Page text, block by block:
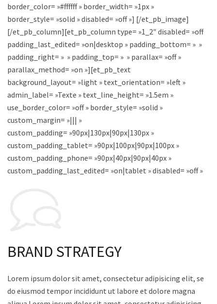
border_color= »#ffffff » border_width= »1px »
border_style= »solid » disabled= »off »] [/et_pb_image]
[/et_pb_column][et_pb_column type= »1_2″ disabled= »off »
padding_last_edited= »on|desktop » padding_bottom= » »
padding_right= » » padding_top= » » parallax= »off »
parallax_method= »on »][et_pb_text
background_layout= »light » text_orientation= »left »
admin_label= »Texte » text_line_height= »1.5em »
use_border_color= »off » border_style= »solid »
custom_margin= »||| »
custom_padding= »90px|130px|90px|130px »
custom_padding_tablet= »90px|100px|90px|100px »
custom_padding_phone= »90px|40px|90px|40px »
custom_padding_last_edited= »on|tablet » disabled= »off »]
BRAND STRATEGY
Lorem ipsum dolor sit amet, consectetur adipisicing elit, sed
do eiusmod tempor incididunt ut labore et dolore magna